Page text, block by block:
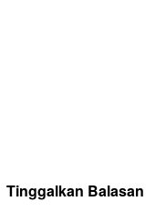
Tinggalkan Balasan